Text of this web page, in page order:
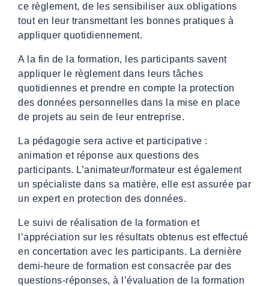
ce règlement, de les sensibiliser aux obligations
tout en leur transmettant les bonnes pratiques à
appliquer quotidiennement.
A la fin de la formation, les participants savent
appliquer le règlement dans leurs tâches
quotidiennes et prendre en compte la protection
des données personnelles dans la mise en place
de projets au sein de leur entreprise.
La pédagogie sera active et participative :
animation et réponse aux questions des
participants. L’animateur/formateur est également
un spécialiste dans sa matière, elle est assurée par
un expert en protection des données.
Le suivi de réalisation de la formation et
l’appréciation sur les résultats obtenus est effectué
en concertation avec les participants. La dernière
demi-heure de formation est consacrée par des
questions-réponses, à l’évaluation de la formation